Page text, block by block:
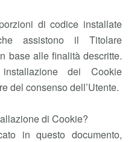
di codice installate
assistono il Titolare
base alle finalità descritte.
dei Cookie
del consenso dell’Utente.
di Cookie?
in questo documento,